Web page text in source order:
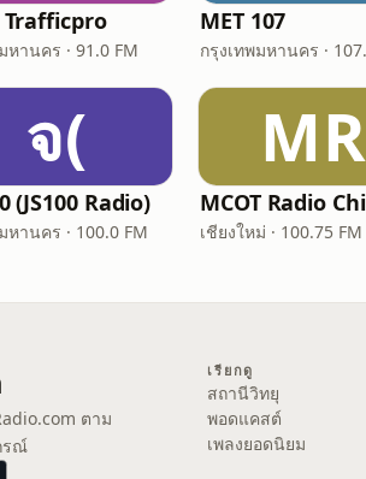
Trafficpro
หานคร · 91.0 FM
MET 107
กรุงเทพมหานคร ·
จ(
(JS100 Radio)
หานคร · 100.0 FM
MR
เชียงใหม่ · 100.75 FM
ตาม
รณ์
เรียกดู
สถานีวิทยุ
พอดแคสต์
เพลงยอดนิยม